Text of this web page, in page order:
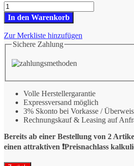
Neumärker
Neumärker
Kühlaufsatz
5x
1/4
GN
150
Menge
In den Warenkorb
Zur Merkliste hinzufügen
Sichere Zahlung
Volle Herstellergarantie
Expressversand möglich
3% Skonto bei Vorkasse /
Rechnungskauf & Leasing auf
Bereits ab einer Bestellung von 2
einen attraktiven ❗️Preisnachlass